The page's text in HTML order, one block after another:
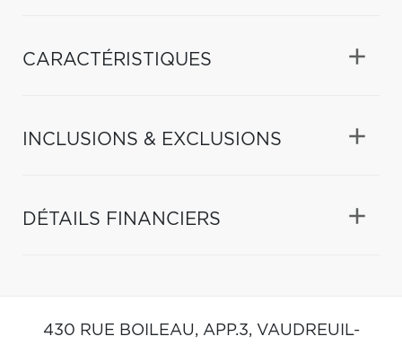
CARACTÉRISTIQUES
INCLUSIONS & EXCLUSIONS
DÉTAILS FINANCIERS
430 RUE BOILEAU, APP.3, VAUDREUIL-